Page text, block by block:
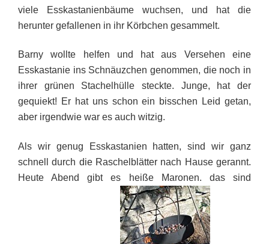
viele Esskastanienbäume wuchsen, und hat die
herunter gefallenen in ihr Körbchen gesammelt.
Barny wollte helfen und hat aus Versehen eine
Esskastanie ins Schnäuzchen genommen, die noch in
ihrer grünen Stachelhülle steckte. Junge, hat der
gequiekt! Er hat uns schon ein bisschen Leid getan,
aber irgendwie war es auch witzig.
Als wir genug Esskastanien hatten, sind wir ganz
schnell durch die Raschelblätter nach Hause gerannt.
Heute Abend gibt es heiße Maronen, das sind